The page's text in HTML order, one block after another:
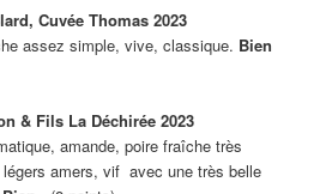
Cuvée Thomas 2023
assez simple, vive, classique. Bien
& Fils La Déchirée 2023
amande, poire fraîche très
amers, vif avec une très belle